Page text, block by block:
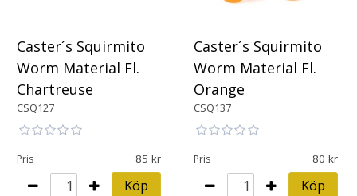
Caster´s Squirmito
Worm Material Fl.
Chartreuse
CSQ127
Pris 85
Köp
Caster´s Squirmito
Worm Material Fl.
Orange
CSQ137
Pris 80
Köp